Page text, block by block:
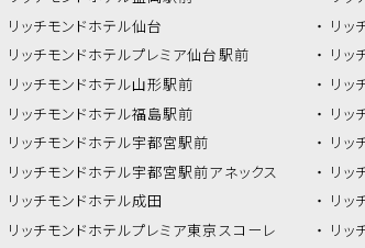
リッチモンドホテル仙台
リッチモンドホテルプレミア仙台駅前
リッチモンドホテル山形駅前
リッチモンドホテル福島駅前
リッチモンドホテル宇都宮駅前
リッチモンドホテル宇都宮駅前アネックス
リッチモンドホテル成田
リッチモンドホテルプレミア東京スコーレ
リッ
リッ
リッ
リッ
リッ
リッ
リッ
リッ